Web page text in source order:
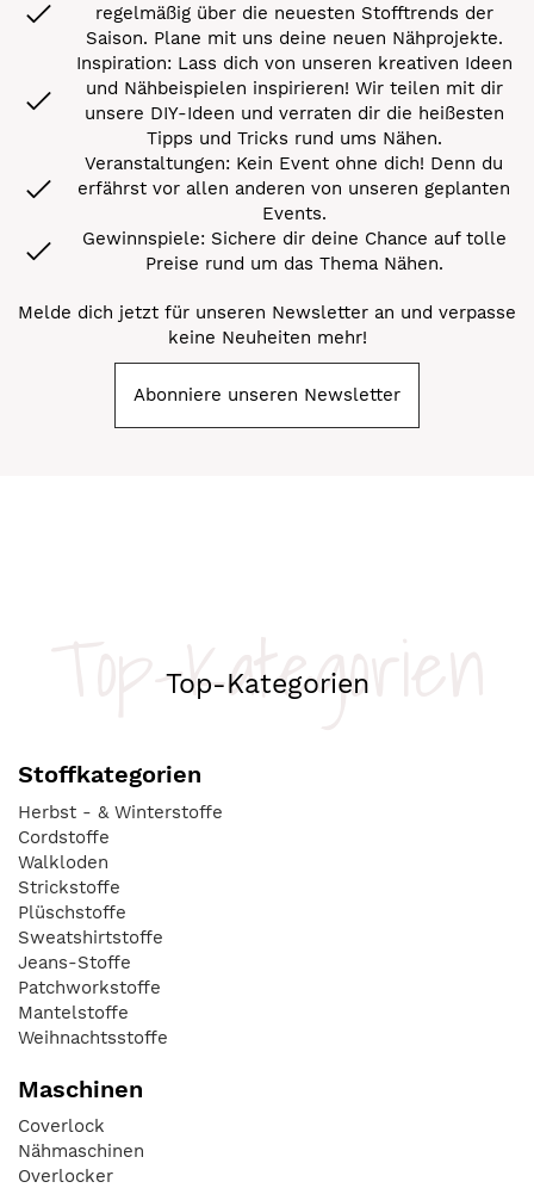
regelmäßig über die neuesten Stofftrends der
Saison. Plane mit uns deine neuen Nähprojekte.
Inspiration: Lass dich von unseren kreativen Ideen
und Nähbeispielen inspirieren! Wir teilen mit dir
unsere DIY-Ideen und verraten dir die heißesten
Tipps und Tricks rund ums Nähen.
Veranstaltungen: Kein Event ohne dich! Denn du
erfährst vor allen anderen von unseren geplanten
Events.
Gewinnspiele: Sichere dir deine Chance auf tolle
Preise rund um das Thema Nähen.
Melde dich jetzt für unseren Newsletter an und verpasse
keine Neuheiten mehr!
Abonniere unseren Newsletter
Top-Kategorien
Top-Kategorien
Stoffkategorien
Herbst - & Winterstoffe
Cordstoffe
Walkloden
Strickstoffe
Plüschstoffe
Sweatshirtstoffe
Jeans-Stoffe
Patchworkstoffe
Mantelstoffe
Weihnachtsstoffe
Maschinen
Coverlock
Nähmaschinen
Overlocker